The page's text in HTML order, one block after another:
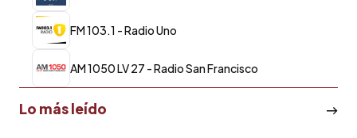
FM 103.1 - Radio Uno
AM 1050 LV 27 - Radio San Francisco
Lo más leído